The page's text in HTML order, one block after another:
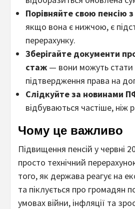
Порівняйте свою пенсію
якщо вона є нижчою, є
перерахунку.
Зберігайте документи
стаж — вони можуть стати
підтвердження права на
Слідкуйте за новинами
відбуваються частіше, ніж
Чому це важливо
Підвищення пенсій у червні
просто технічний
того, як держава реагує на
та піклується про громадян
умовах війни, інфляції та